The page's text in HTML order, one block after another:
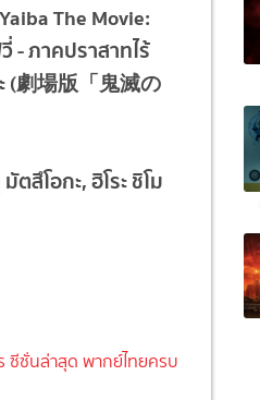
The Movie:
- ภาคปราสาทไร้
(劇場版「鬼滅の
ตสึโอกะ, ฮิโระ ชิโม
ซีซั่นล่าสุด พากย์ไทยครบ